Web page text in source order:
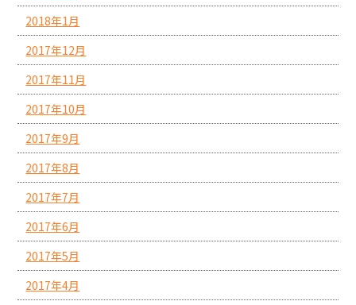
2018年1月
2017年12月
2017年11月
2017年10月
2017年9月
2017年8月
2017年7月
2017年6月
2017年5月
2017年4月